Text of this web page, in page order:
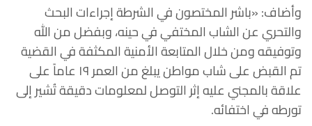
وأضاف: «باشر المختصون في الشرطة إجراءات البحث
والتحري عن الشاب المختفي في حينه، وبفضل من الله
وتوفيقه ومن خلال المتابعة الأمنية المكثفة في القضية
تم القبض على شاب مواطن يبلغ من العمر ١٩ عاماً على
علاقة بالمجني عليه إثر التوصل لمعلومات دقيقة تُشير إلى
تورطه في اختفائه.